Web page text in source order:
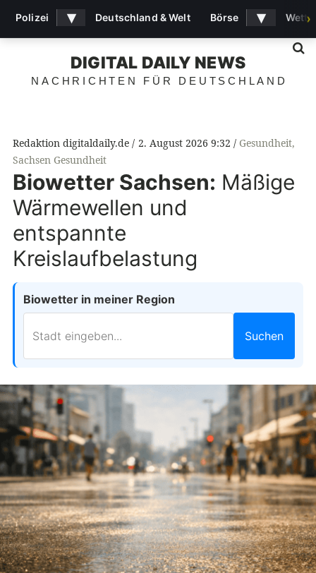
DIGITAL DAILY NEWS
NACHRICHTEN FÜR DEUTSCHLAND
Redaktion digitaldaily.de 2. August 2026 9:32 Gesundheit,
Sachsen Gesundheit
Biowetter Sachsen: Mäßige
Wärmewellen und
entspannte
Kreislaufbelastung
Biowetter in meiner Region
Suchen
Polizei ▾ Deutschland & Welt Börse ▾ ›